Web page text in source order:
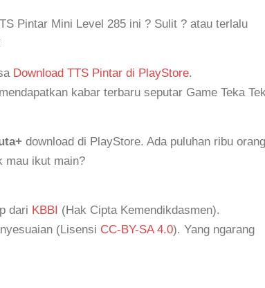
Pintar Mini Level 285 ini ? Sulit ? atau terlalu
Download TTS Pintar di PlayStore.
kabar terbaru seputar Game Teka
download di PlayStore. Ada puluhan ribu orang
mau ikut main?
dari KBBI (Hak Cipta Kemendikdasmen).
(Lisensi CC-BY-SA 4.0). Yang ngarang